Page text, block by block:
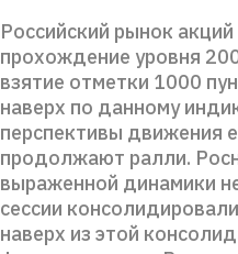
Российский рынок
прохождение уровня
взятие отметки 1000
наверх по данному
перспективы движения
продолжают ралли.
выраженной динамики
сессии
наверх из этой